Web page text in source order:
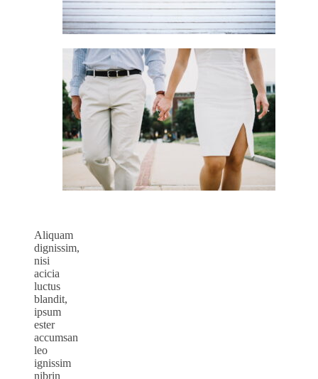
Aliquam
dignissim,
nisi
acicia
luctus
blandit,
ipsum
ester
accumsan
leo
ignissim
nibrin